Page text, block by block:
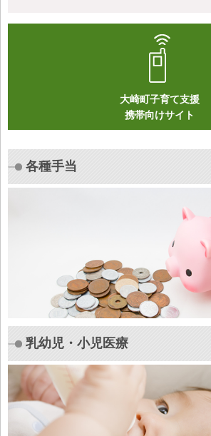
大崎町子育て支援
携帯向けサイト
各種手当
乳幼児・小児医療